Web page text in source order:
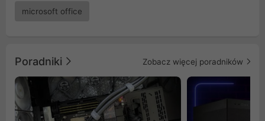
microsoft office
Poradniki Zobacz więcej poradników